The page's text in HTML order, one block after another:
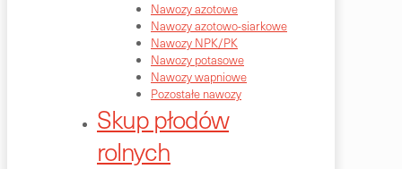
Nawozy azotowe
Nawozy azotowo-siarkowe
Nawozy NPK/PK
Nawozy potasowe
Nawozy wapniowe
Pozostałe nawozy
Skup płodów
rolnych